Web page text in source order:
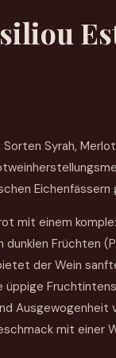
Syrah,
Eichenfässern
mit einem
dunklen Früchten
der Wein
üppige
mit einer